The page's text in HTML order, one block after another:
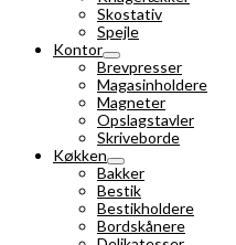
Skostativ
Spejle
Kontor
Brevpresser
Magasinholdere
Magneter
Opslagstavler
Skriveborde
Køkken
Bakker
Bestik
Bestikholdere
Bordskånere